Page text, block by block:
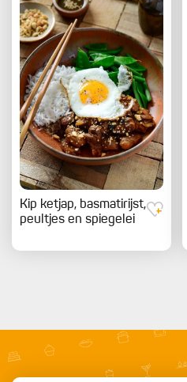
Kip ketjap, basmatirijst,
peultjes en spiegelei